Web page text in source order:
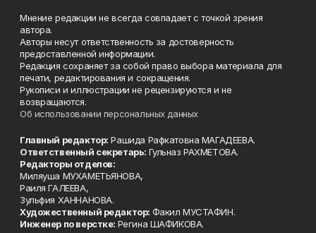
Мнение редакции не всегда совпадает с точкой зрения
автора.
Авторы несут ответственность за достоверность
предоставленной информации.
Редакция сохраняет за собой право выбора материала для
печати, редактирования и сокращения.
Рукописи и иллюстрации не рецензируются и не
возвращаются.
Об использовании персональных данных
Главный редактор: Рашида Рафкатовна МАГАДЕЕВА.
Ответственный секретарь: Гульназ РАХМЕТОВА.
Редакторы отделов:
Миляуша МУХАМЕТЬЯНОВА,
Раиля ГАЛЕЕВА,
Зульфия ХАННАНОВА.
Художественный редактор: Факил МУСТАФИН.
Инженер по верстке: Регина ШАФИКОВА.